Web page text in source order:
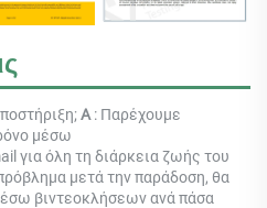
Α : Παρέχουμε
μέσω
για όλη τη διάρκεια ζωής του
μετά την παράδοση, θα
βιντεοκλήσεων ανά πάσα